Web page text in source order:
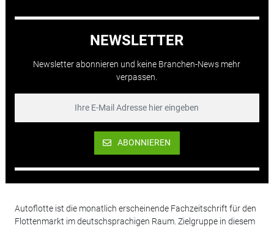
NEWSLETTER
Newsletter abonnieren und keine Branchen-News mehr
verpassen.
ABONNIEREN
Autoflotte ist die monatlich erscheinende Fachzeitschrift für den
Flottenmarkt im deutschsprachigen Raum. Zielgruppe in diesem